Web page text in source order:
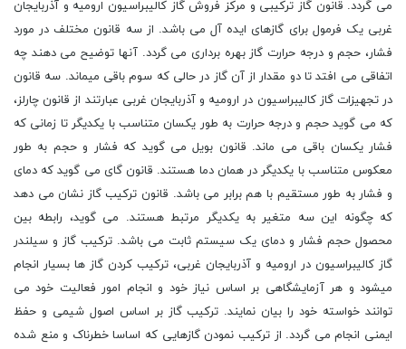
می گردد. قانون گاز ترکیبی و مرکز فروش گاز کالیبراسیون ارومیه و آذربایجان
غربی یک فرمول برای گازهای ایده آل می باشد. از سه قانون مختلف در مورد
فشار، حجم و درجه حرارت گاز بهره برداری می گردد. آنها توضیح می دهند چه
اتفاقی می افتد تا دو مقدار از آن گاز در حالی که سوم باقی میماند. سه قانون
در تجهیزات گاز کالیبراسیون در ارومیه و آذربایجان غربی عبارتند از قانون چارلز،
که می گوید حجم و درجه حرارت به طور یکسان متناسب با یکدیگر تا زمانی که
فشار یکسان باقی می ماند. قانون بویل می گوید که فشار و حجم به طور
معکوس متناسب با یکدیگر در همان دما هستند. قانون گای می گوید که دمای
و فشار به طور مستقیم با هم برابر می باشد. قانون ترکیب گاز نشان می دهد
که چگونه این سه متغیر به یکدیگر مرتبط هستند. می گوید، رابطه بین
محصول حجم فشار و دمای یک سیستم ثابت می باشد. ترکیب گاز و سیلندر
گاز کالیبراسیون در ارومیه و آذربایجان غربی، ترکیب کردن گاز ها بسیار انجام
میشود و هر آزمایشگاهی بر اساس نیاز خود و انجام امور فعالیت خود می
توانند خواسته خود را بیان نمایند. ترکیب گاز بر اساس اصول شیمی و حفظ
ایمنی انجام می گردد. از ترکیب نمودن گازهایی که اساسا خطرناک و منع شده